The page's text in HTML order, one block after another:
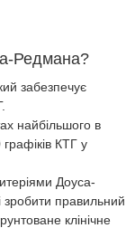
Редмана?
забезпечує
найбільшого в
КТГ у
Доуса-
правильний
клінічне